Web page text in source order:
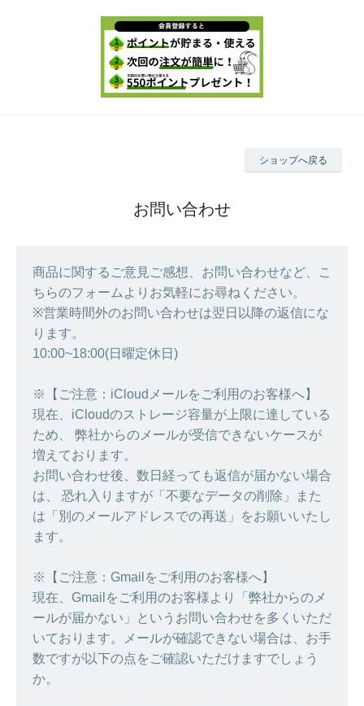
ショップへ戻る
お問い合わせ
商品に関するご意見ご感想、お問い合わせなど、こ
ちらのフォームよりお気軽にお尋ねください。
※営業時間外のお問い合わせは翌日以降の返信にな
ります。
10:00~18:00(日曜定休日)
※【ご注意：iCloudメールをご利用のお客様へ】
現在、iCloudのストレージ容量が上限に達している
ため、 弊社からのメールが受信できないケースが
増えております。
お問い合わせ後、数日経っても返信が届かない場合
は、 恐れ入りますが「不要なデータの削除」また
は「別のメールアドレスでの再送」をお願いいたし
ます。
※【ご注意：Gmailをご利用のお客様へ】
現在、Gmailをご利用のお客様より「弊社からのメ
ールが届かない」というお問い合わせを多くいただ
いております。メールが確認できない場合は、お手
数ですが以下の点をご確認いただけますでしょう
か。